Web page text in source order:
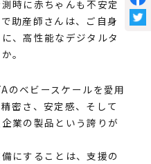
時に赤ちゃんも不安定
助産師さんは、ご自身
、高性能なデジタルタ
。
のベビースケールを愛用
密さ、安定感、そして
業の製品という誇りが
にすることは、支援の